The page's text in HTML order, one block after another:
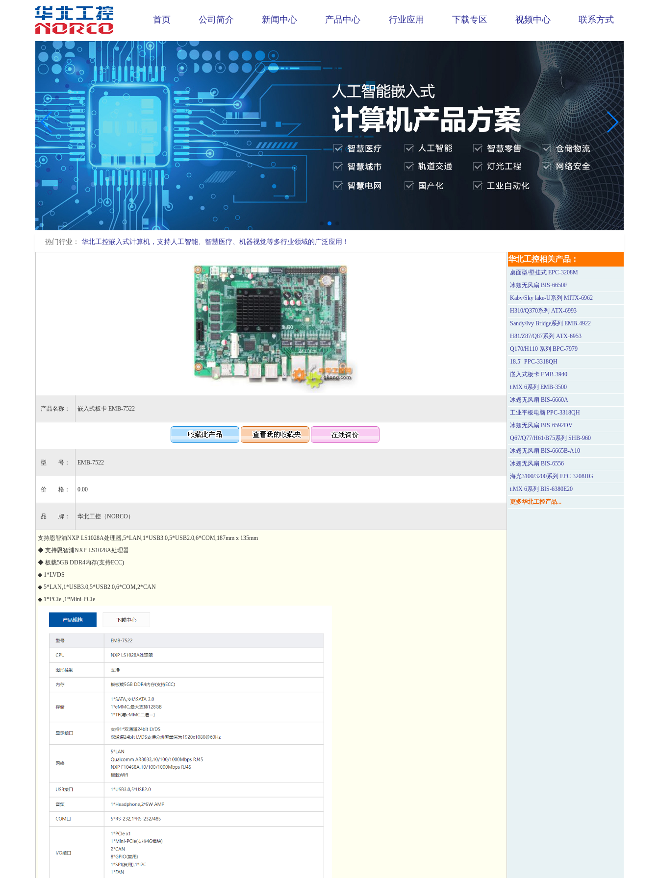
首页 公司简介 新闻中心 产品中心 行业应用 下载专区 视频中心 联系方式
热门行业： 华北工控嵌入式计算机，支持人工智能、智慧医疗、机器视觉等多行业领域的广泛应用！
产品名称： 嵌入式板卡 EMB-7522
型 号： EMB-7522
价 格： 0.00
品 牌： 华北工控（NORCO）
支持恩智浦NXP LS1028A处理器,5*LAN,1*USB3.0,5*USB2.0,6*COM,187mm x 135mm
◆ 支持恩智浦NXP LS1028A处理器
◆ 板载5GB DDR4内存(支持ECC)
◆ 1*LVDS
◆ 5*LAN,1*USB3.0,5*USB2.0,6*COM,2*CAN
◆ 1*PCIe ,1*Mini-PCIe
华北工控相关产品：
桌面型/壁挂式 EPC-3208M
冰翅无风扇 BIS-6650F
Kaby/Sky lake-U系列 MITX-6962
H310/Q370系列 ATX-6993
Sandy/Ivy Bridge系列 EMB-4922
H81/Z87/Q87系列 ATX-6953
Q170/H110 系列 BPC-7979
18.5" PPC-3318QH
嵌入式板卡 EMB-3940
i.MX 6系列 EMB-3500
冰翅无风扇 BIS-6660A
工业平板电脑 PPC-3318QH
冰翅无风扇 BIS-6592DV
Q67/Q77/H61/B75系列 SHB-960
冰翅无风扇 BIS-6665B-A10
冰翅无风扇 BIS-6556
海光3100/3200系列 EPC-3208HG
i.MX 6系列 BIS-6380E20
更多华北工控产品...